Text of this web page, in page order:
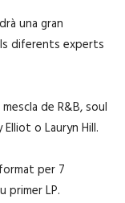
una gran
diferents experts
de R&B, soul
o Lauryn Hill.
per 7
primer LP.